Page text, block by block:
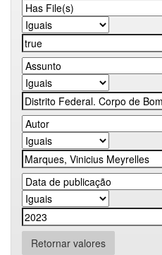
Retornar valores